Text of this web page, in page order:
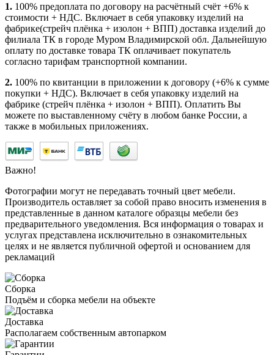
1. 100% предоплата по договору на расчётный счёт +6% к
стоимости + НДС. Включает в себя упаковку изделий на
фабрике(стрейч плёнка + изолон + ВПП) доставка изделий до
филиала ТК в городе Муром Владимирской обл. Дальнейшую
оплату по доставке товара ТК оплачивает покупатель
согласно тарифам транспортной компании.
2. 100% по квитанции в приложении к договору (+6% к сумме
покупки + НДС). Включает в себя упаковку изделий на
фабрике (стрейч плёнка + изолон + ВПП). Оплатить Вы
можете по выставленному счёту в любом банке России, а
также в мобильных приложениях.
Важно!
Фотографии могут не передавать точный цвет мебели.
Производитель оставляет за собой право вносить изменения в
представленные в данном каталоге образцы мебели без
предварительного уведомления. Вся информация о товарах и
услугах представлена исключительно в ознакомительных
целях и не является публичной офертой и основанием для
рекламаций
Сборка
Подъём и сборка мебели на объекте
Доставка
Располагаем собственным автопарком